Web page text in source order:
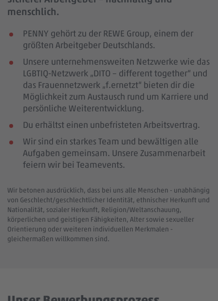
menschlich.
PENNY gehört zu der REWE Group, einem der
größten Arbeitgeber Deutschlands.
Unsere unternehmensweiten Netzwerke wie das
LGBTIQ-Netzwerk „DITO – different together“ und
das Frauennetzwerk „f.ernetzt“ bieten dir die
Möglichkeit zum Austausch rund um Karriere und
persönliche Weiterentwicklung.
Du erhältst einen unbefristeten Arbeitsvertrag.
Wir sind ein starkes Team und bewältigen alle
Aufgaben gemeinsam. Unsere Zusammenarbeit
feiern wir bei Teamevents.
Wir betonen ausdrücklich, dass bei uns alle Menschen - unabhängig
von Geschlecht/geschlechtlicher Identität, ethnischer Herkunft und
Nationalität, sozialer Herkunft, Religion/Weltanschauung,
körperlichen und geistigen Fähigkeiten, Alter sowie sexueller
Orientierung oder weiteren individuellen Merkmalen -
gleichermaßen willkommen sind.